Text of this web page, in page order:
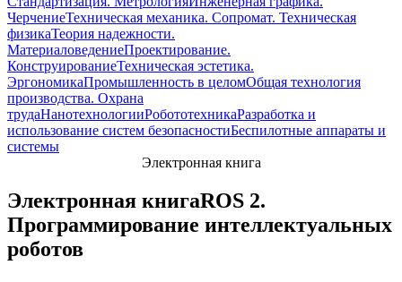
ЧерчениеТехническая механика. Сопромат. Техническая
физикаТеория надежности.
МатериаловедениеПроектирование.
КонструированиеТехническая эстетика.
ЭргономикаПромышленность в целомОбщая технология
производства. Охрана
трудаНанотехнологииРобототехникаРазработка и
использование систем безопасностиБеспилотные аппараты и
системы
Электронная книга
Электронная книгаROS 2.
Программирование интеллектуальных
роботов